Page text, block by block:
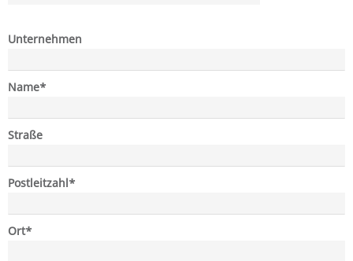
Unternehmen
Pflichtfeld
Name*
Straße
Pflichtfeld
Postleitzahl*
Pflichtfeld
Ort*